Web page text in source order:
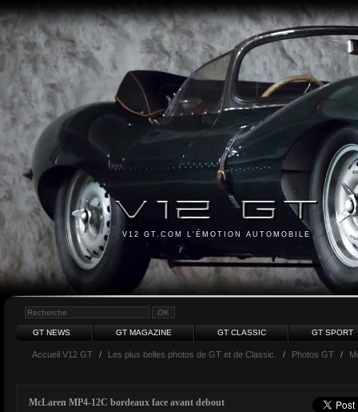
V12 GT.COM L'ÉMOTION AUTOMOBILE
GT NEWS GT MAGAZINE GT CLASSIC GT SPORT
Accueil V12 GT / Les plus belles photos de GT et de Classic. / Photos GT /
McLaren MP4-12C bordeaux face avant debout